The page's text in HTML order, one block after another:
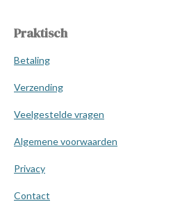
Praktisch
Betaling
Verzending
Veelgestelde vragen
Algemene voorwaarden
Privacy
Contact